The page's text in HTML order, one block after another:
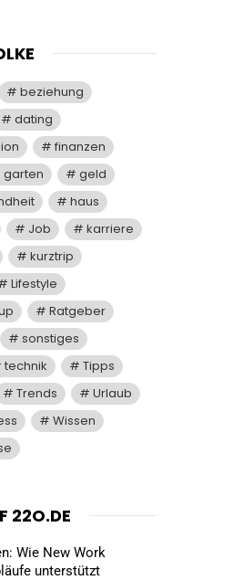
beziehung
dating
finanzen
garten
geld
haus
Job
karriere
kurztrip
Lifestyle
Ratgeber
sonstiges
technik
Tipps
Trends
Urlaub
Wissen
22O.DE
Wie New Work
unterstützt